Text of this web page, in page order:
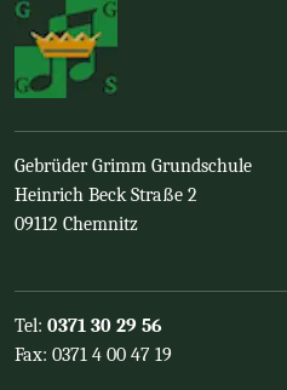
Gebrüder Grimm Grundschule
Heinrich Beck Straße 2
09112 Chemnitz
Tel: 0371 30 29 56
Fax: 0371 4 00 47 19